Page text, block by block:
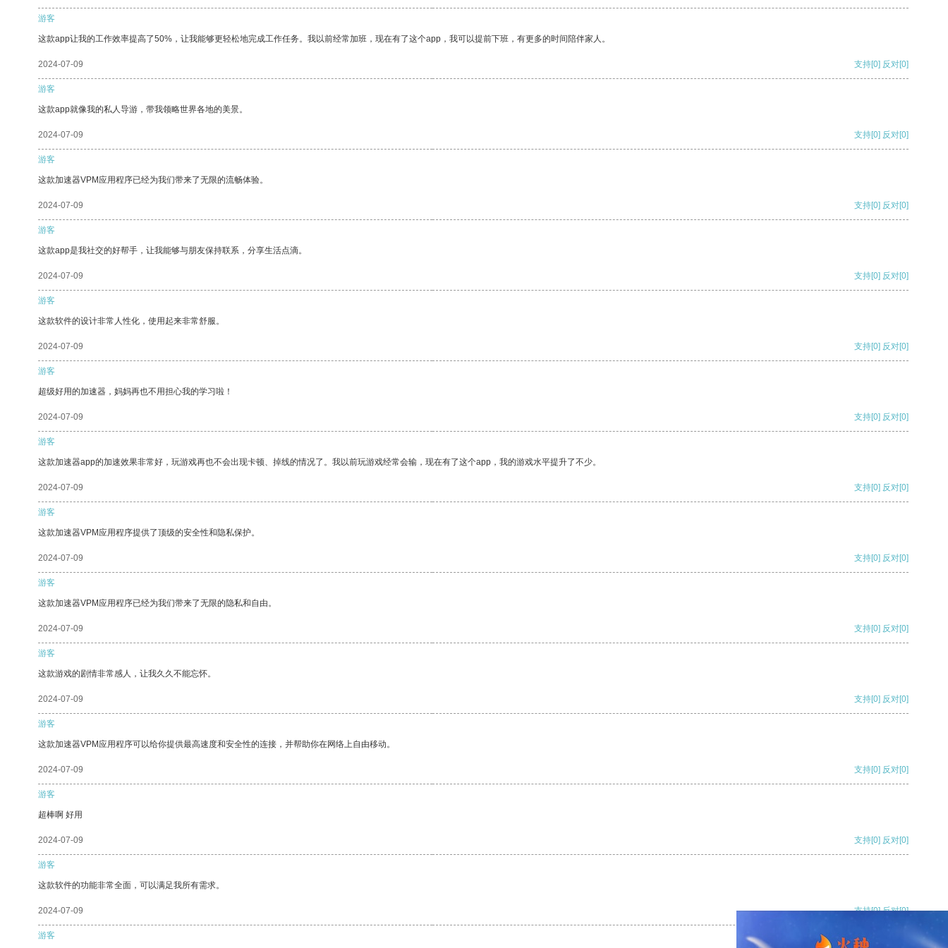
游客
这款app让我的工作效率提高了50%，让我能够更轻松地完成工作任务。我以前经常加班，现在有了这个app，我可以提前下班，有更多的时间陪伴家人。
2024-07-09 支持[0] 反对[0]
游客
这款app就像我的私人导游，带我领略世界各地的美景。
2024-07-09 支持[0] 反对[0]
游客
这款加速器VPM应用程序已经为我们带来了无限的流畅体验。
2024-07-09 支持[0] 反对[0]
游客
这款app是我社交的好帮手，让我能够与朋友保持联系，分享生活点滴。
2024-07-09 支持[0] 反对[0]
游客
这款软件的设计非常人性化，使用起来非常舒服。
2024-07-09 支持[0] 反对[0]
游客
超级好用的加速器，妈妈再也不用担心我的学习啦！
2024-07-09 支持[0] 反对[0]
游客
这款加速器app的加速效果非常好，玩游戏再也不会出现卡顿、掉线的情况了。我以前玩游戏经常会输，现在有了这个app，我的游戏水平提升了不少。
2024-07-09 支持[0] 反对[0]
游客
这款加速器VPM应用程序提供了顶级的安全性和隐私保护。
2024-07-09 支持[0] 反对[0]
游客
这款加速器VPM应用程序已经为我们带来了无限的隐私和自由。
2024-07-09 支持[0] 反对[0]
游客
这款游戏的剧情非常感人，让我久久不能忘怀。
2024-07-09 支持[0] 反对[0]
游客
这款加速器VPM应用程序可以给你提供最高速度和安全性的连接，并帮助你在网络上自由移动。
2024-07-09 支持[0] 反对[0]
游客
超棒啊 好用
2024-07-09 支持[0] 反对[0]
游客
这款软件的功能非常全面，可以满足我所有需求。
2024-07-09 支持[0] 反对[0]
游客